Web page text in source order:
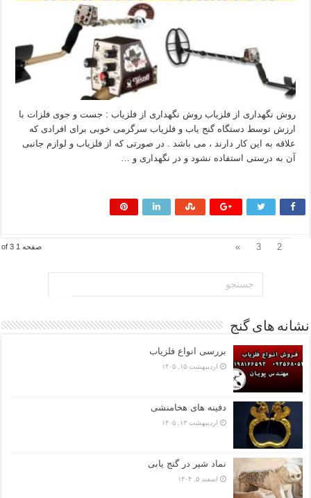
روش نگهداری از فلزیاب روش نگهداری از فلزیاب : جست و جوی فلزات با
ارزش توسط دستگاه گنج یاب و فلزیاب سرگرمی خوبی برای افرادی که
علاقه به این کار دارند ، می باشد . در صورتی که از فلزیاب و لوازم جانبی
آن به درستی استفاده نشود و در نگهداری و …
صفحه 1 of 3 2
3
»
نشانه های گنج
بررسی انواع فلزیاب
اردیبهشت ۱۵, ۱۴۰۵
دفینه های هخامنشی
اردیبهشت ۱۳, ۱۴۰۵
نماد شیر در گنج یابی
اسفند ۵, ۱۴۰۴